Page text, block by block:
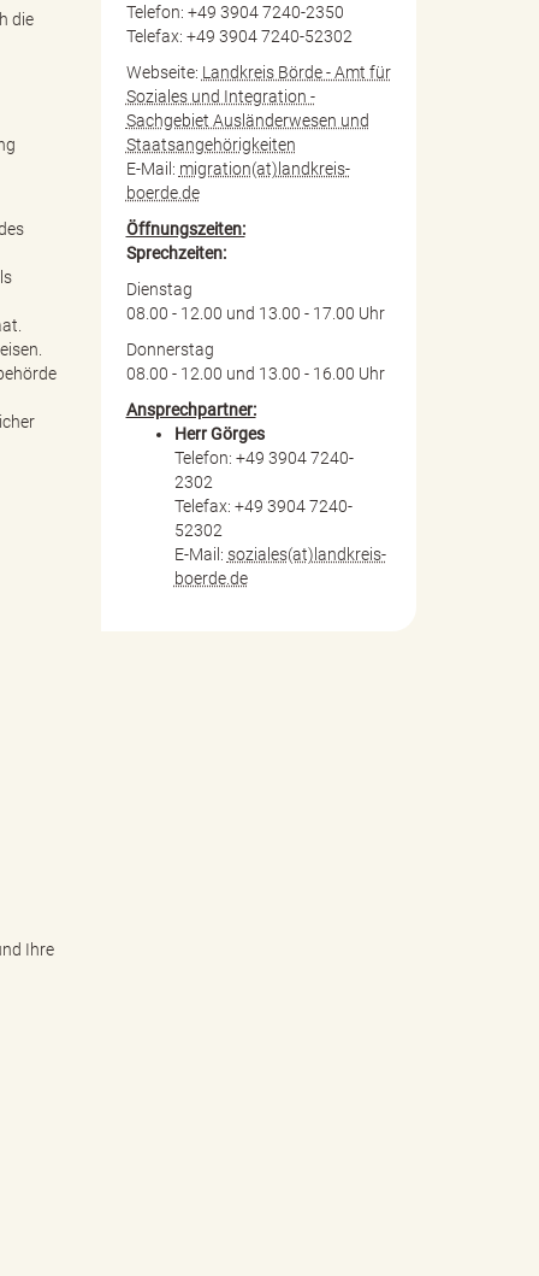
die
Ihre
Telefon: +49 3904 7240-2350
Telefax: +49 3904 7240-52302
Webseite: Landkreis Börde - Amt für
Soziales und Integration -
Sachgebiet Ausländerwesen und
Staatsangehörigkeiten
E-Mail: migration(at)landkreis-
boerde.de
Öffnungszeiten:
Sprechzeiten:
Dienstag
08.00 - 12.00 und 13.00 - 17.00 Uhr
Donnerstag
08.00 - 12.00 und 13.00 - 16.00 Uhr
Ansprechpartner:
Herr Görges
Telefon: +49 3904 7240-
2302
Telefax: +49 3904 7240-
52302
E-Mail: soziales(at)landkreis-
boerde.de